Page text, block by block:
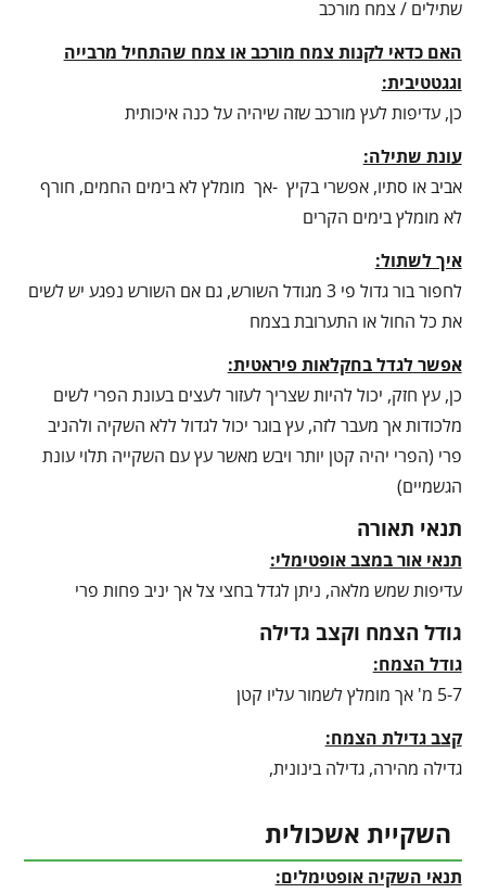
שתילים / צמח מורכב
האם כדאי לקנות צמח מורכב או צמח שהתחיל מרבייה
וגגטטיבית:
כן, עדיפות לעץ מורכב שזה שיהיה על כנה איכותית
עונת שתילה:
אביב או סתיו, אפשרי בקיץ -אך מומלץ לא בימים החמים, חורף
לא מומלץ בימים הקרים
איך לשתול:
לחפור בור גדול פי 3 מגודל השורש, גם אם השורש נפגע יש לשים
את כל החול או התערובת בצמח
אפשר לגדל בחקלאות פיראטית:
כן, עץ חזק, יכול להיות שצריך לעזור לעצים בעונת הפרי לשים
מלכודות אך מעבר לזה, עץ בוגר יכול לגדול ללא השקיה ולהניב
פרי (הפרי יהיה קטן יותר ויבש מאשר עץ עם השקייה תלוי עונת
הגשמיים)
תנאי תאורה
תנאי אור במצב אופטימלי:
עדיפות שמש מלאה, ניתן לגדל בחצי צל אך יניב פחות פרי
גודל הצמח וקצב גדילה
גודל הצמח:
5-7 מ' אך מומלץ לשמור עליו קטן
קצב גדילת הצמח:
גדילה מהירה, גדילה בינונית,
השקיית אשכולית
תנאי השקיה אופטימלים: